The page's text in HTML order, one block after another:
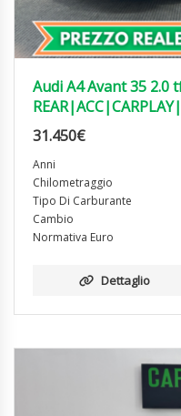
Audi A4 Avant 35 2.0
31.450€
Anni
Chilometraggio
Tipo Di Carburante
Cambio
Normativa Euro
Dettaglio